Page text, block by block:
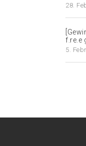
28.
f.re.e
5.